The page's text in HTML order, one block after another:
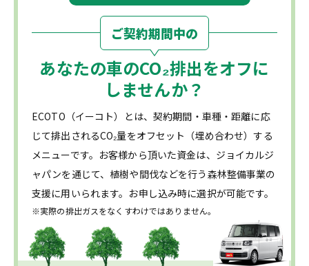
ご契約期間中の
あなたの車のCO₂排出をオフに
しませんか？
ECOTO（イーコト）とは、契約期間・車種・距離に応
じて排出されるCO₂量をオフセット（埋め合わせ）する
メニューです。お客様から頂いた資金は、ジョイカルジ
ャパンを通じて、植樹や間伐などを行う森林整備事業の
支援に用いられます。お申し込み時に選択が可能です。
※実際の排出ガスをなくすわけではありません。